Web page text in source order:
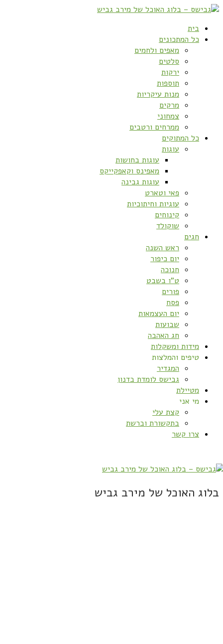
בית
כל המתכונים
מאפים ולחמים
סלטים
ירקות
תוספות
מנות עיקריות
מרקים
צמחוני
ממרחים ורטבים
כל המתוקים
עוגות
עוגות בחושות
מאפינס וקאפקייקס
עוגות גבינה
פאי וטארט
עוגיות וחיתוכיות
קינוחים
שוקולד
חגים
ראש השנה
יום כיפור
חנוכה
ט”ו בשבט
פורים
פסח
יום העצמאות
שבועות
חג האהבה
מידות ומשקלות
טיפים והמלצות
המגדיר
גבישס לומדת בדנון
מטיילת
מי אני
קצת עלי
בתקשורת וברשת
צרו קשר
בלוג האוכל של מירב גביש